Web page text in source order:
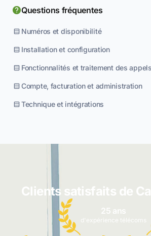
Questions fréquentes
Numéros et disponibilité
Installation et configuration
Fonctionnalités et traitement des appels
Compte, facturation et administration
Technique et intégrations
Clients satisfaits de
25 ans
d'expérience télécoms